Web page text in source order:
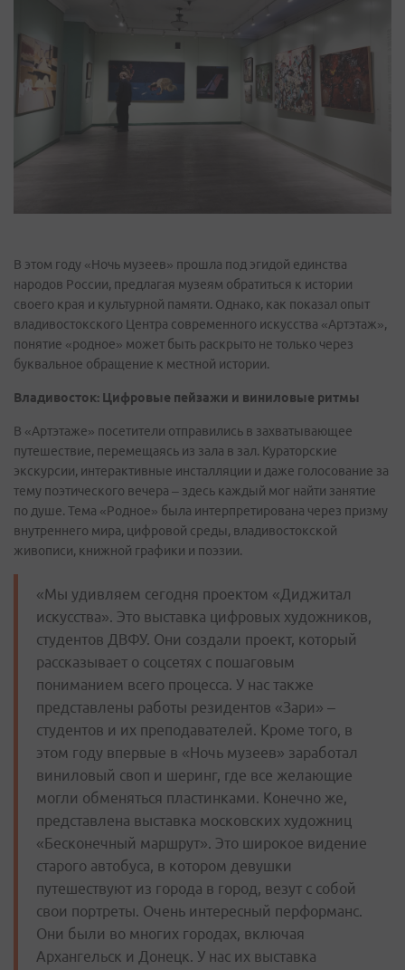
В этом году «Ночь музеев» прошла под эгидой единства
народов России, предлагая музеям обратиться к истории
своего края и культурной памяти. Однако, как показал опыт
владивостокского Центра современного искусства «Артэтаж»,
понятие «родное» может быть раскрыто не только через
буквальное обращение к местной истории.
Владивосток: Цифровые пейзажи и виниловые ритмы
В «Артэтаже» посетители отправились в захватывающее
путешествие, перемещаясь из зала в зал. Кураторские
экскурсии, интерактивные инсталляции и даже голосование за
тему поэтического вечера – здесь каждый мог найти занятие
по душе. Тема «Родное» была интерпретирована через призму
внутреннего мира, цифровой среды, владивостокской
живописи, книжной графики и поэзии.
«Мы удивляем сегодня проектом «Диджитал
искусства». Это выставка цифровых художников,
студентов ДВФУ. Они создали проект, который
рассказывает о соцсетях с пошаговым
пониманием всего процесса. У нас также
представлены работы резидентов «Зари» –
студентов и их преподавателей. Кроме того, в
этом году впервые в «Ночь музеев» заработал
виниловый своп и шеринг, где все желающие
могли обменяться пластинками. Конечно же,
представлена выставка московских художниц
«Бесконечный маршрут». Это широкое видение
старого автобуса, в котором девушки
путешествуют из города в город, везут с собой
свои портреты. Очень интересный перформанс.
Они были во многих городах, включая
Архангельск и Донецк. У нас их выставка